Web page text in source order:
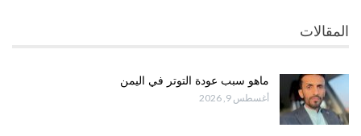
المقالات
ماهو سبب عودة التوتر في اليمن
أغسطس 9, 2026